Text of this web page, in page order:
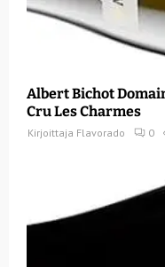
Albert Bichot
Cru Les Charmes
Kirjoittaja Flavorado 0